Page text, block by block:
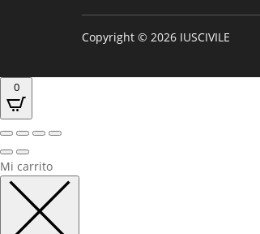
Copyright © 2026 IUSCIVILE
0
Mi carrito